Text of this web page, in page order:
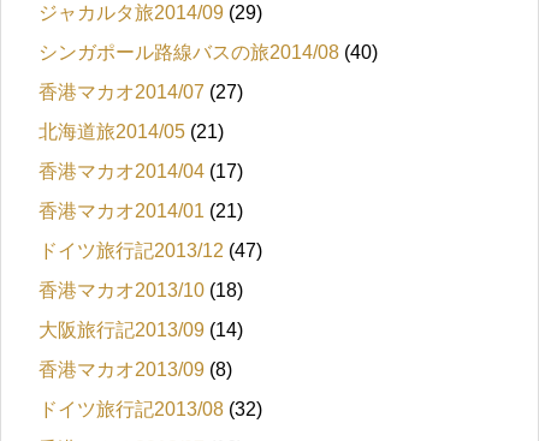
ジャカルタ旅2014/09 (29)
シンガポール路線バスの旅2014/08 (40)
香港マカオ2014/07 (27)
北海道旅2014/05 (21)
香港マカオ2014/04 (17)
香港マカオ2014/01 (21)
ドイツ旅行記2013/12 (47)
香港マカオ2013/10 (18)
大阪旅行記2013/09 (14)
香港マカオ2013/09 (8)
ドイツ旅行記2013/08 (32)